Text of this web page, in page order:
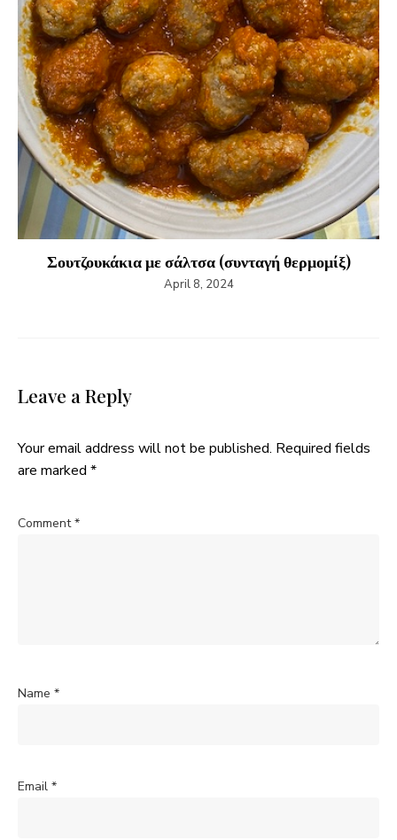
Σουτζουκάκια με σάλτσα (συνταγή θερμομίξ)
April 8, 2024
Leave a Reply
Your email address will not be published. Required fields
are marked *
Comment*
Name *
Email *